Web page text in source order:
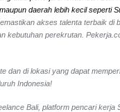
daerah lebih kecil seperti
akses talenta terbaik di
perekrutan.
di lokasi yang dapat
Indonesia!
Bali, platform pencari